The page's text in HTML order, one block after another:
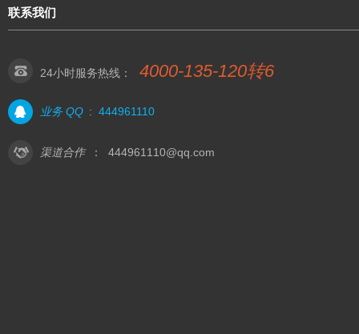
联系我们
24小时服务热线： 4000-135-120转6
业务 QQ : 444961110
渠道合作 ： 444961110@qq.com